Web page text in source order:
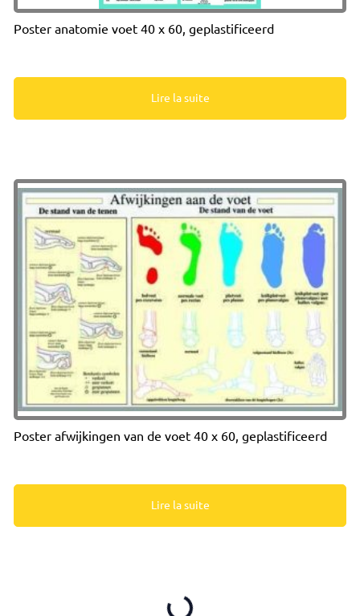
Poster anatomie voet 40 x 60, geplastificeerd
Lire la suite
Poster afwijkingen van de voet 40 x 60, geplastificeerd
Lire la suite
Loading...